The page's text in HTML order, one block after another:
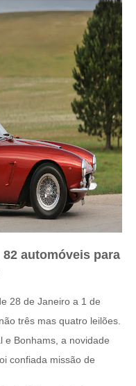
automóveis para
28 de Janeiro a 1 de
três mas quatro leilões.
e Bonhams, a novidade
confiada missão de